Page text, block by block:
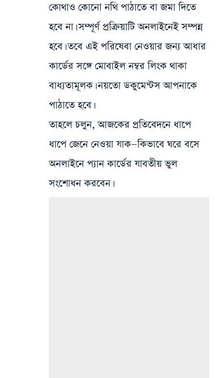
কোথাও কোনো নথি পাঠাতে বা জমা দিতে
হবে না। সম্পূর্ণ প্রক্রিয়াটি অনলাইনেই সম্পন্ন
হবে। তবে এই পরিষেবা নেওয়ার জন্য আধার
কার্ডের সঙ্গে মোবাইল নম্বর লিংক থাকা
বাধ্যতামূলক। নয়তো ডকুমেন্টস আপনাকে
পাঠাতে হবে।
তাহলে চলুন, আজকের প্রতিবেদনে ধাপে
ধাপে জেনে নেওয়া যাক—কিভাবে ঘরে বসে
অনলাইনে প্যান কার্ডের যাবতীয় ভুল
সংশোধন করবেন।